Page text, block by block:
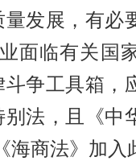
发展，有必
面临有关国
争工具箱，
法，且《中
商法》加入